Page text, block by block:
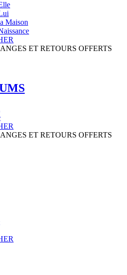
Maison
ET RETOURS OFFERTS
ET RETOURS OFFERTS